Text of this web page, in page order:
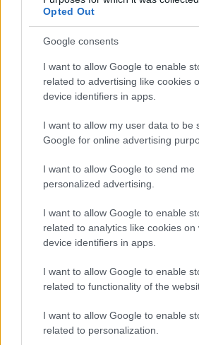
Opted Out
Google consents
I want to allow Google to enable
related to advertising like cookies
device identifiers in apps.
I want to allow my user data to be
Google for online advertising
I want to allow Google to send me
personalized advertising.
I want to allow Google to enable
related to analytics like cookies on
device identifiers in apps.
I want to allow Google to enable
related to functionality of the
I want to allow Google to enable
related to personalization.
El diamante que simboliza la